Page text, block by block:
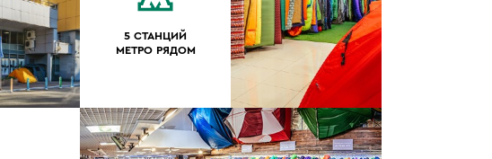
5 СТАНЦИЙ
МЕТРО РЯДОМ